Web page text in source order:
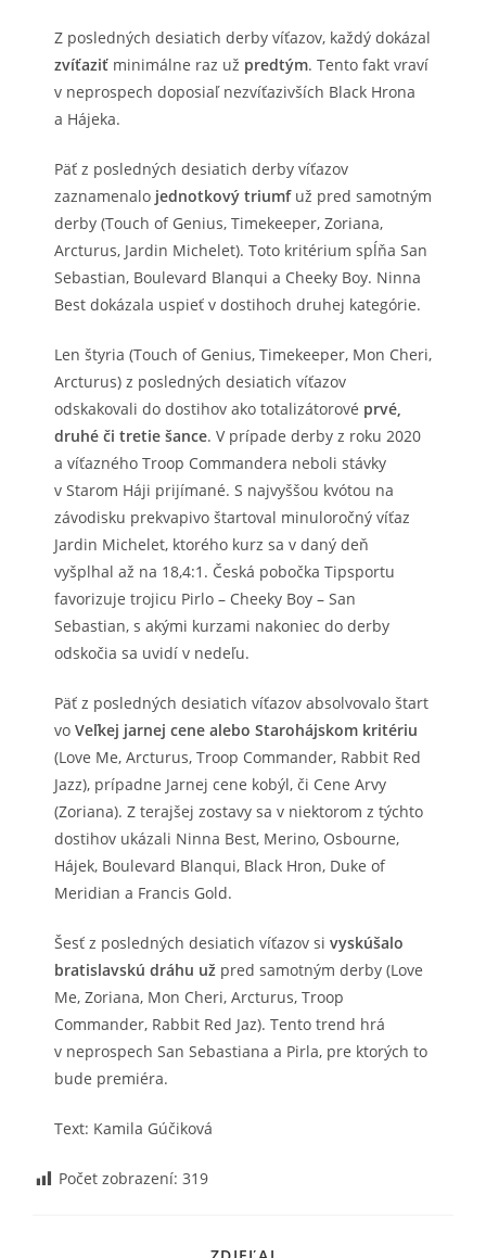
Z posledných desiatich derby víťazov, každý dokázal
zvíťaziť minimálne raz už predtým. Tento fakt vraví
v neprospech doposiaľ nezvíťazivších Black Hrona
a Hájeka.
Päť z posledných desiatich derby víťazov
zaznamenalo jednotkový triumfuž pred samotným
derby (Touch of Genius, Timekeeper, Zoriana,
Arcturus, Jardin Michelet). Toto kritérium spĺňa San
Sebastian, Boulevard Blanqui a Cheeky Boy. Ninna
Best dokázala uspieť v dostihoch druhej kategórie.
Len štyria (Touch of Genius, Timekeeper, Mon Cheri,
Arcturus) z posledných desiatich víťazov
odskakovali do dostihov ako totalizátorové prvé,
druhé či tretie šance. V prípade derby z roku 2020
a víťazného Troop Commandera neboli stávky
v Starom Háji prijímané. S najvyššou kvótou na
závodisku prekvapivo štartoval minuloročný víťaz
Jardin Michelet, ktorého kurz sa v daný deň
vyšplhal až na 18,4:1. Česká pobočka Tipsportu
favorizuje trojicu Pirlo – Cheeky Boy – San
Sebastian, s akými kurzami nakoniec do derby
odskočia sa uvidí v nedeľu.
Päť z posledných desiatich víťazov absolvovalo štart
vo Veľkej jarnej cene alebo Starohájskom kritériu
(Love Me, Arcturus, Troop Commander, Rabbit Red
Jazz), prípadne Jarnej cene kobýl, či Cene Arvy
(Zoriana). Z terajšej zostavy sa v niektorom z týchto
dostihov ukázali Ninna Best, Merino, Osbourne,
Hájek, Boulevard Blanqui, Black Hron, Duke of
Meridian a Francis Gold.
Šesť z posledných desiatich víťazov si vyskúšalo
bratislavskú dráhu už pred samotným derby (Love
Me, Zoriana, Mon Cheri, Arcturus, Troop
Commander, Rabbit Red Jaz). Tento trend hrá
v neprospech San Sebastiana a Pirla, pre ktorých to
bude premiéra.
Text: Kamila Gúčiková
Počet zobrazení: 319